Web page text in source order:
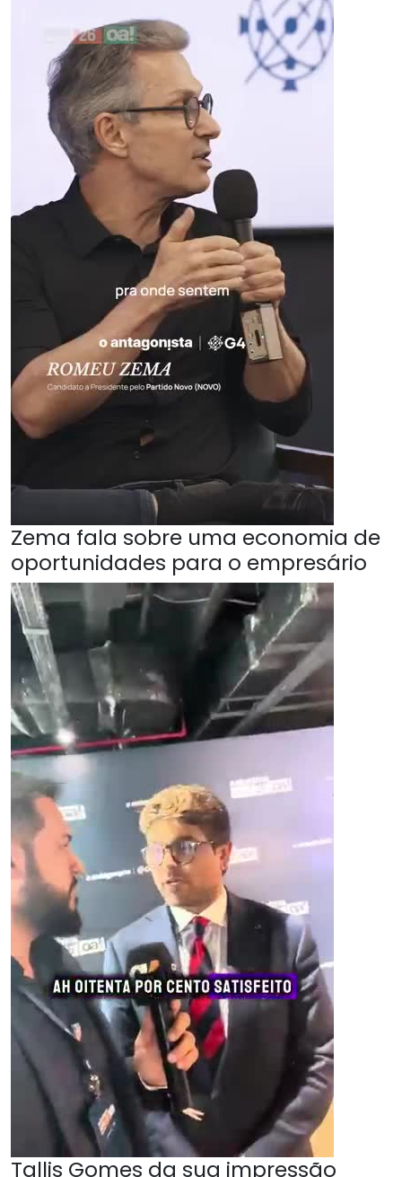
Zema fala sobre uma economia de
oportunidades para o empresário
Tallis Gomes da sua impressão